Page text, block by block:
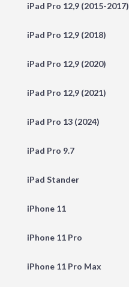
iPad Pro 12,9 (2015-2017)
iPad Pro 12,9 (2018)
iPad Pro 12,9 (2020)
iPad Pro 12,9 (2021)
iPad Pro 13 (2024)
iPad Pro 9.7
iPad Stander
iPhone 11
iPhone 11 Pro
iPhone 11 Pro Max